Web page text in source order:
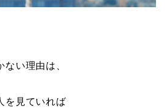
ない理由は、
を見ていれば